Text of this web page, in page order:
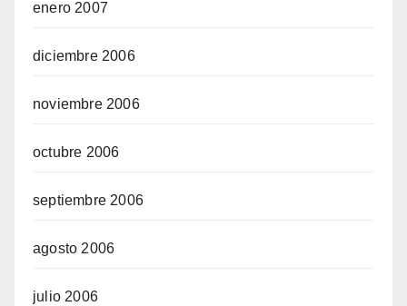
enero 2007
diciembre 2006
noviembre 2006
octubre 2006
septiembre 2006
agosto 2006
julio 2006